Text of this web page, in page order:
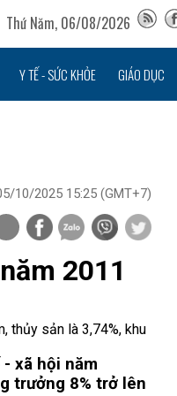
Thứ Năm, 06/08/2026
Y TẾ - SỨC KHỎE GIÁO DỤC
10/2025 15:25 (GMT+7)
2011
thủy sản là 3,74%, khu
xã hội năm
trưởng 8% trở lên